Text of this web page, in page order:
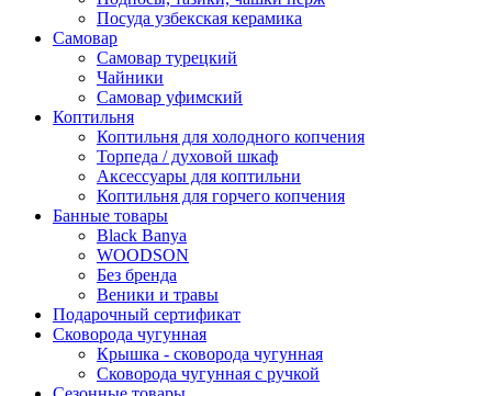
Посуда узбекская керамика
Самовар
Самовар турецкий
Чайники
Самовар уфимский
Коптильня
Коптильня для холодного копчения
Торпеда / духовой шкаф
Аксессуары для коптильни
Коптильня для горчего копчения
Банные товары
Black Banya
WOODSON
Без бренда
Веники и травы
Подарочный сертификат
Сковорода чугунная
Крышка - сковорода чугунная
Сковорода чугунная с ручкой